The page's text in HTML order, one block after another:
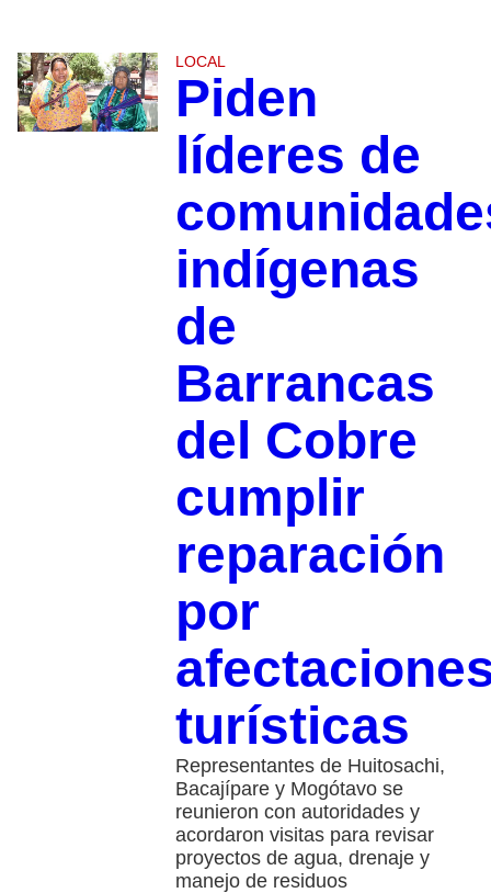
LOCAL
Piden
líderes de
indígenas
de
Barrancas
del Cobre
cumplir
reparación
por
turísticas
Representantes de Huitosachi,
Bacajípare y Mogótavo se
reunieron con autoridades y
acordaron visitas para revisar
proyectos de agua, drenaje y
manejo de residuos